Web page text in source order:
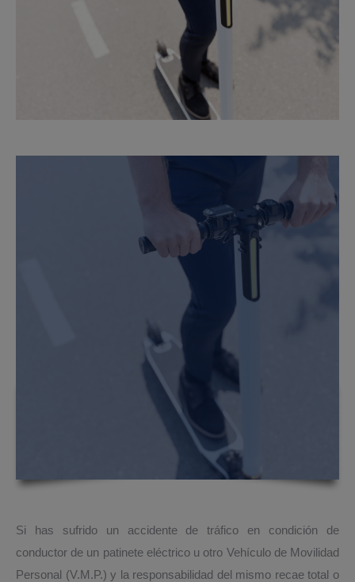
Si has sufrido un accidente de tráfico en condición de
conductor de un patinete eléctrico u otro Vehículo de Movilidad
Personal (V.M.P.) y la responsabilidad del mismo recae total o